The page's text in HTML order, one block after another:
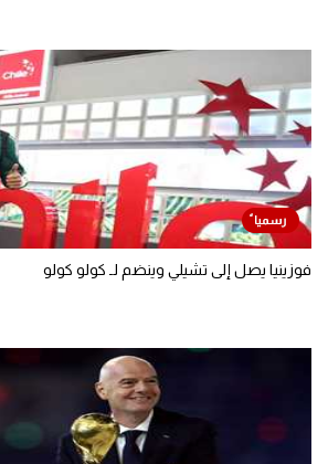
فوزينيا يصل إلى تشيلي وينضم لـ كولو كولو